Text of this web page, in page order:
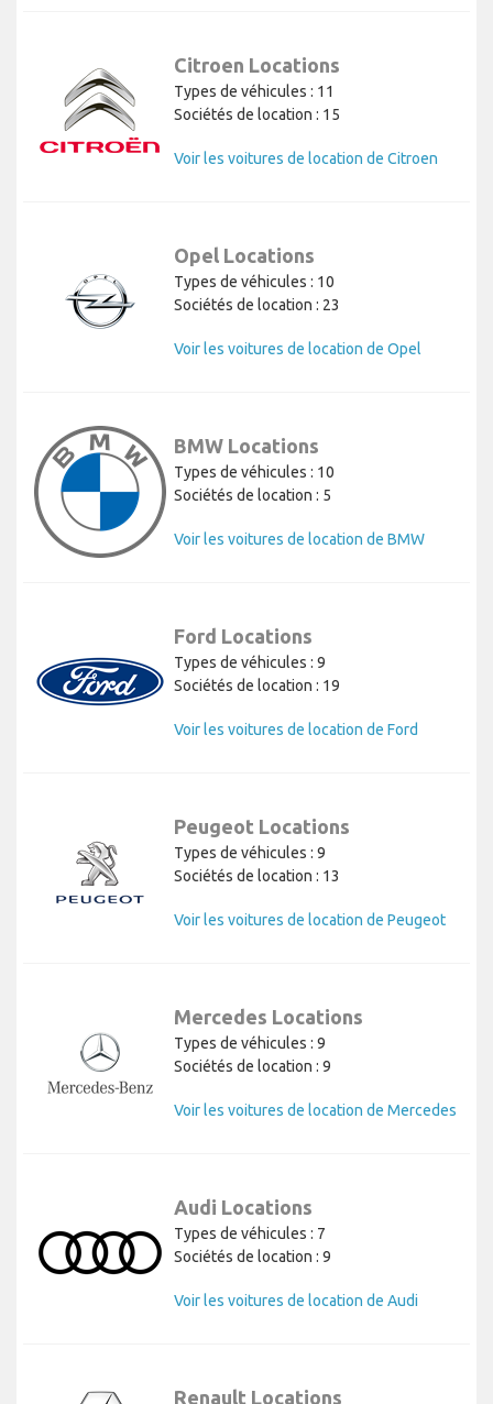
Citroen Locations
Types de véhicules : 11
Sociétés de location : 15
Voir les voitures de location de Citroen
Opel Locations
Types de véhicules : 10
Sociétés de location : 23
Voir les voitures de location de Opel
BMW Locations
Types de véhicules : 10
Sociétés de location : 5
Voir les voitures de location de BMW
Ford Locations
Types de véhicules : 9
Sociétés de location : 19
Voir les voitures de location de Ford
Peugeot Locations
Types de véhicules : 9
Sociétés de location : 13
Voir les voitures de location de Peugeot
Mercedes Locations
Types de véhicules : 9
Sociétés de location : 9
Voir les voitures de location de Mercedes
Audi Locations
Types de véhicules : 7
Sociétés de location : 9
Voir les voitures de location de Audi
Renault Locations